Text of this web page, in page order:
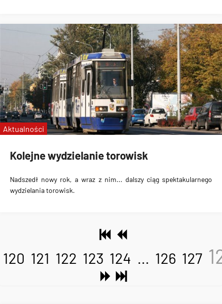
Kolejne wydzielanie torowisk
Nadszedł nowy rok, a wraz z nim... dalszy ciąg spektakularnego
wydzielania torowisk.
Aktualności
120 121 122 123 124 ... 126 127